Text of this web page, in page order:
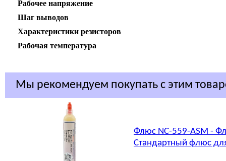
Рабочее напряжение
Шаг выводов
Характеристики резисторов
Рабочая температура
Мы рекомендуем покупать с этим
Флюс NC-559-ASM -
Стандартный флюс